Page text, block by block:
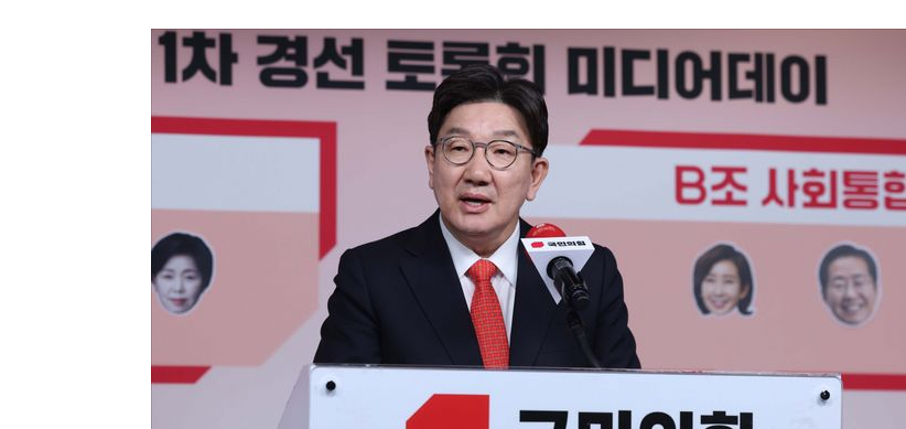
1
[속보] '길이
이 출몰…한때 시
"편해서 매일 신
'크록스'의 숨은 위
3
송영길·김민석,
4
박지원이 본 호남
함께한 김민석에